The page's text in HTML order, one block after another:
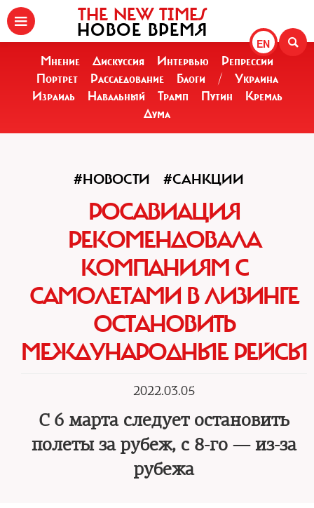
EN
THE NEW TIMES
НОВОЕ ВРЕМЯ
Мнение Дискуссия Интервью
Репрессии
Портрет
Расследование Блоги /
Украина
Израиль
Навальный Трамп Путин
Кремль
Дума
#НОВОСТИ #САНКЦИИ
РОСАВИАЦИЯ
РЕКОМЕНДОВАЛА
КОМПАНИЯМ С
САМОЛЕТАМИ В ЛИЗИНГЕ
ОСТАНОВИТЬ
МЕЖДУНАРОДНЫЕ РЕЙСЫ
2022.03.05
С 6 марта следует остановить
полеты за рубеж, с 8-го — из-за
рубежа